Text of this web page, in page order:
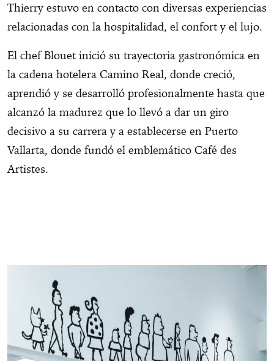
Thierry estuvo en contacto con diversas experiencias
relacionadas con la hospitalidad, el confort y el lujo.
El chef Blouet inició su trayectoria gastronómica en
la cadena hotelera Camino Real, donde creció,
aprendió y se desarrolló profesionalmente hasta que
alcanzó la madurez que lo llevó a dar un giro
decisivo a su carrera y a establecerse en Puerto
Vallarta, donde fundó el emblemático Café des
Artistes.